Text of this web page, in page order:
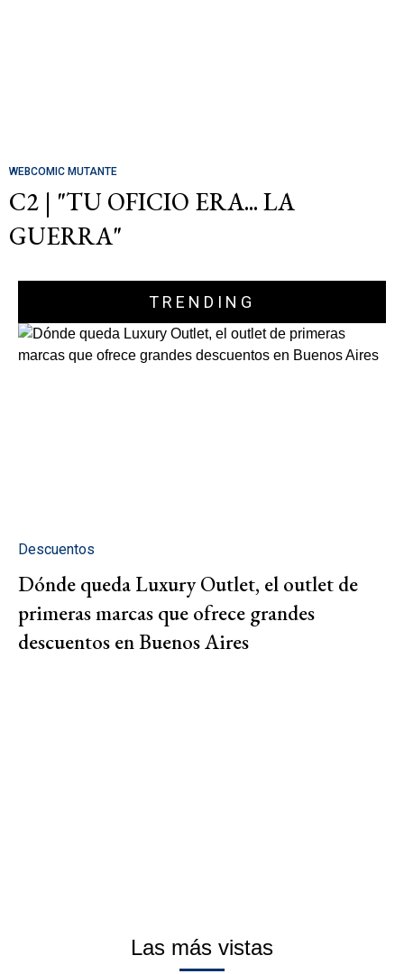
WEBCOMIC MUTANTE
C2 | "TU OFICIO ERA... LA
GUERRA"
TRENDING
Descuentos
Dónde queda Luxury Outlet, el outlet de
primeras marcas que ofrece grandes
descuentos en Buenos Aires
Las más vistas